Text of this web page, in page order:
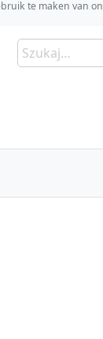
te maken van